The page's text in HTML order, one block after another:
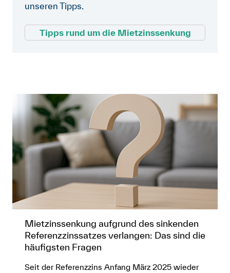
Hauswartung und der Liftservice
erscheinen.
die Sie über die
Schlichtungsbehörden-
Sucheaufrufen können.
an die Schlichtungsbehörde
unseren Tipps.
Tipps rund um die Mietzinssenkung
Mietzinssenkung aufgrund des sinkenden
Referenzzinssatzes verlangen: Das sind die
häufigsten Fragen
Seit der Referenzzins Anfang März 2025 wieder